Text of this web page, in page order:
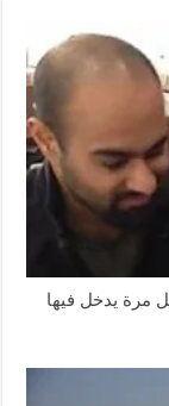
يدخل فيها